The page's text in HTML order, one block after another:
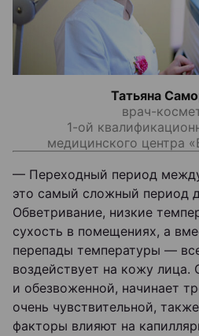
Татьяна
врач-
1-ой
медицинского центра
— Переходный период
это самый сложный период
Обветривание, низкие
сухость в помещениях, а
перепады температуры —
воздействует на кожу лица.
и обезвоженной, начинает
очень чувствительной,
факторы влияют на